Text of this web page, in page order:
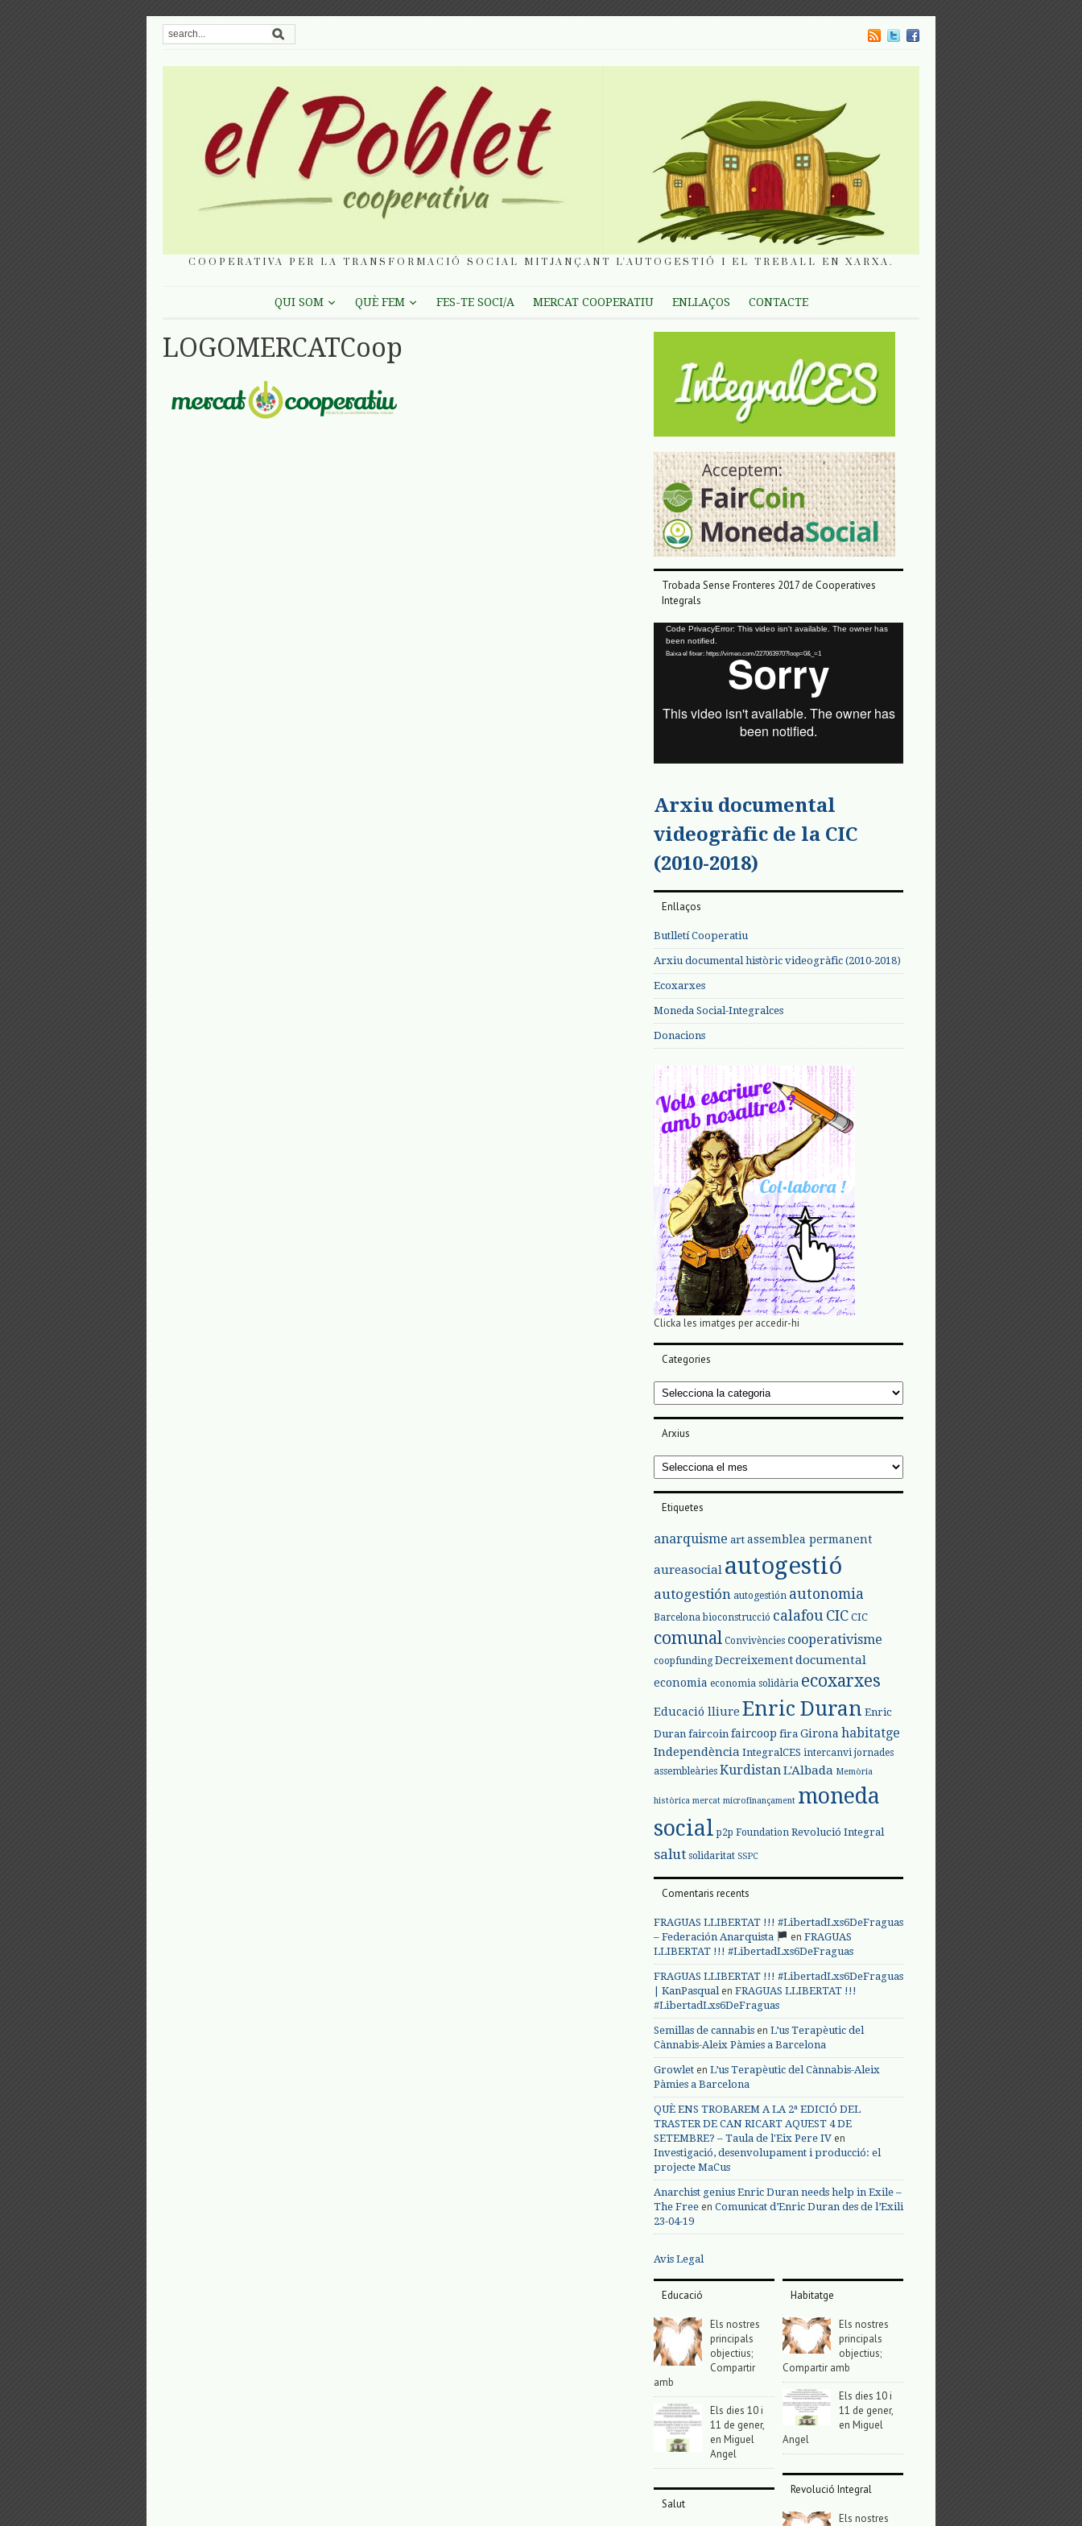
COOPERATIVA PER LA TRANSFORMACIÓ SOCIAL MITJANÇANT L'AUTOGESTIÓ I EL TREBALL EN XARXA.
QUI SOM QUÈ FEM FES-TE SOCI/A MERCAT COOPERATIU ENLLAÇOS CONTACTE
LOGOMERCATCoop
Trobada Sense Fronteres 2017 de Cooperatives
Integrals
Reproductor
vídeo
Code PrivacyError: This video isn't available. The owner has
been notified.
Baixa el fitxer: https://vimeo.com/227063970?loop=0&_=1
Arxiu documental
videogràfic de la CIC
(2010-2018)
Enllaços
Butlletí Cooperatiu
Arxiu documental històric videogràfic (2010-2018)
Ecoxarxes
Moneda Social-Integralces
Donacions
Clicka les imatges per accedir-hi
Categories
Categories
Arxius
Arxius
Etiquetes
anarquisme art assemblea permanent
aureasocial autogestió
autogestión autogestión autonomia
Barcelona bioconstrucció calafou CIC CIC
comunal Convivències cooperativisme
coopfunding Decreixementdocumental
economia economia solidària ecoxarxes
Educació lliure Enric Duran Enric
Duran faircoin faircoop fira Girona habitatge
Independència IntegralCES intercanvi jornades
assembleàries Kurdistan L'Albada Memòria
històrica mercat microfinançament moneda
social p2p Foundation Revolució Integral
salut solidaritat SSPC
Comentaris recents
FRAGUAS LLIBERTAT !!! #LibertadLxs6DeFraguas
– Federación Anarquista
en FRAGUAS
LLIBERTAT !!! #LibertadLxs6DeFraguas
FRAGUAS LLIBERTAT !!! #LibertadLxs6DeFraguas
| KanPasqualen FRAGUAS LLIBERTAT !!!
#LibertadLxs6DeFraguas
Semillas de cannabis en L’us Terapèutic del
Cànnabis-Aleix Pàmies a Barcelona
Growlet en L’us Terapèutic del Cànnabis-Aleix
Pàmies a Barcelona
QUÈ ENS TROBAREM A LA 2ª EDICIÓ DEL
TRASTER DE CAN RICART AQUEST 4 DE
SETEMBRE? – Taula de l'Eix Pere IV en
Investigació, desenvolupament i producció: el
projecte MaCus
Anarchist genius Enric Duran needs help in Exile –
The Free en Comunicat d’Enric Duran des de l’Exili
23-04-19
Avis Legal
Educació
Els nostres
principals
objectius;
Compartir
amb
Els dies 10 i
11 de gener,
en Miguel
Angel
Salut
Habitatge
Els nostres
principals
objectius;
Compartir amb
Els dies 10 i
11 de gener,
en Miguel
Angel
Revolució Integral
Els nostres